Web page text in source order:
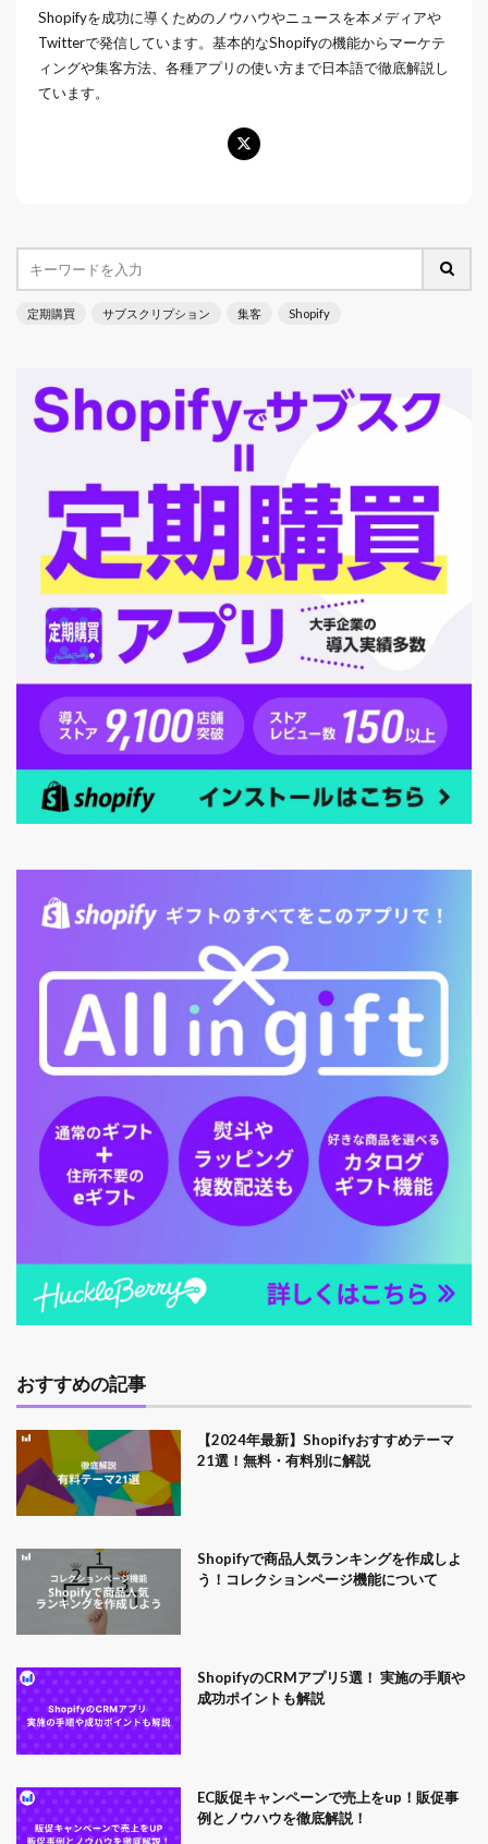
Shopifyを成功に導くためのノウハウやニュースを本メディアや
Twitterで発信しています。基本的なShopifyの機能からマーケテ
ィングや集客方法、各種アプリの使い方まで日本語で徹底解説し
ています。
定期購買 サブスクリプション 集客 Shopify
おすすめの記事
【2024年最新】Shopifyおすすめテーマ
21選！無料・有料別に解説
Shopifyで商品人気ランキングを作成しよ
う！コレクションページ機能について
ShopifyのCRMアプリ5選！ 実施の手順や
成功ポイントも解説
EC販促キャンペーンで売上をup！販促事
例とノウハウを徹底解説！